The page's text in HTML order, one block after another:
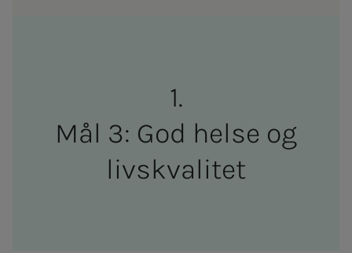
Mål 3: God helse og
livskvalitet